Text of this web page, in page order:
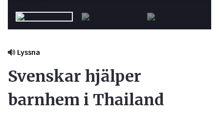
Lyssna
Svenskar hjälper
barnhem i Thailand